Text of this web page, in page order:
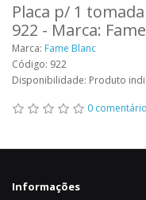
Placa p/ 1
922 - Marca:
Marca: Fame Blanc
Código: 922
Disponibilidade: Produto
0
Informações